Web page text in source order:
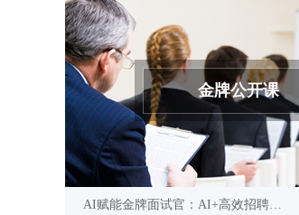
金牌公开课
AI赋能金牌面试官：AI+高效招聘与面试技巧实战